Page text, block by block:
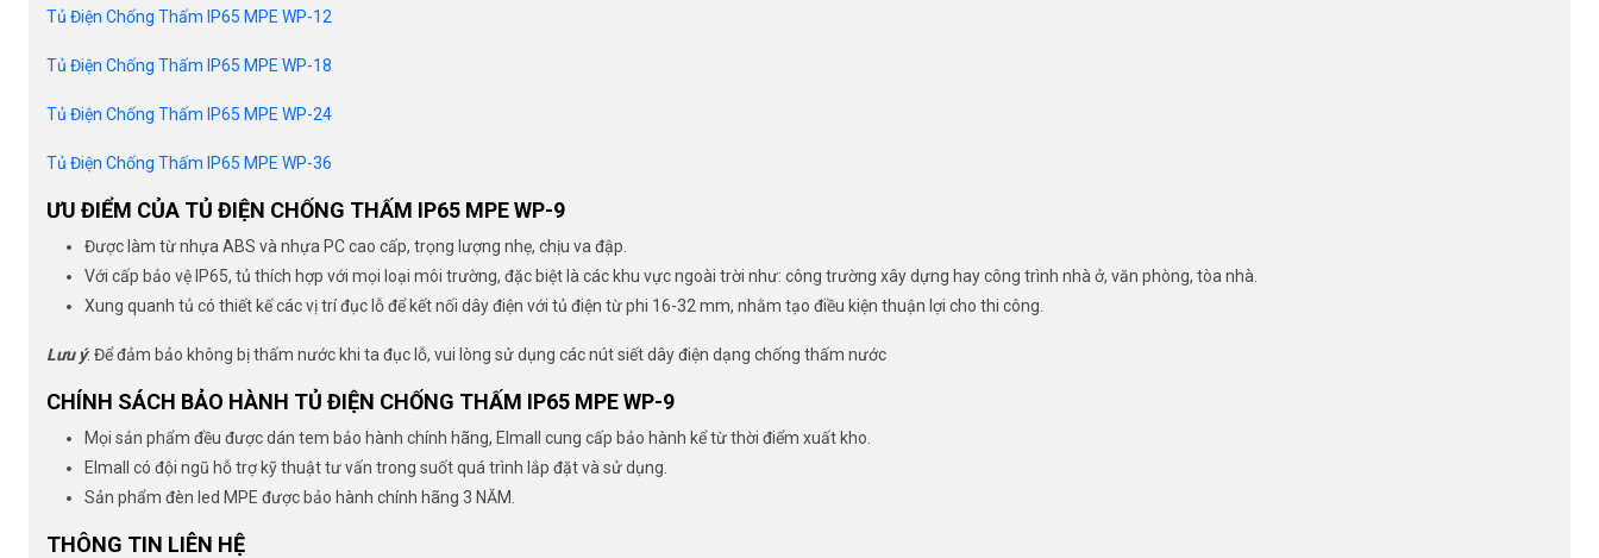
Tủ Điện Chống Thấm IP65 MPE WP-12
Tủ Điện Chống Thấm IP65 MPE WP-18
Tủ Điện Chống Thấm IP65 MPE WP-24
Tủ Điện Chống Thấm IP65 MPE WP-36
ƯU ĐIỂM CỦA TỦ ĐIỆN CHỐNG THẤM IP65 MPE WP-9
Được làm từ nhựa ABS và nhựa PC cao cấp, trọng lượng nhẹ, chịu va đập.
Với cấp bảo vệ IP65, tủ thích hợp với mọi loại môi trường, đặc biệt là các khu vực ngoài trời như: công trường xây dựng hay công trình nhà ở, văn phòng, tòa nhà.
Xung quanh tủ có thiết kế các vị trí đục lỗ để kết nối dây điện với tủ điện từ phi 16-32 mm, nhằm tạo điều kiện thuận lợi cho thi công.
Lưu ý: Để đảm bảo không bị thấm nước khi ta đục lỗ, vui lòng sử dụng các nút siết dây điện dạng chống thấm nước
CHÍNH SÁCH BẢO HÀNH TỦ ĐIỆN CHỐNG THẤM IP65 MPE WP-9
Mọi sản phẩm đều được dán tem bảo hành chính hãng, Elmall cung cấp bảo hành kể từ thời điểm xuất kho.
Elmall có đội ngũ hỗ trợ kỹ thuật tư vấn trong suốt quá trình lắp đặt và sử dụng.
Sản phẩm đèn led MPE được bảo hành chính hãng 3 NĂM.
THÔNG TIN LIÊN HỆ